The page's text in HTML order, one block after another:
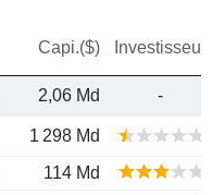
Capi.($) Investisseur
2,06 Md -
1 298 Md
114 Md